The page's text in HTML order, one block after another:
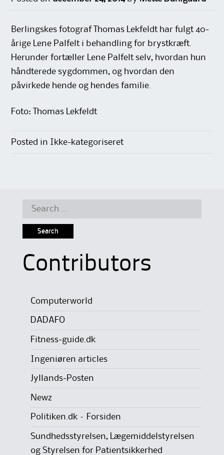
Berlingskes fotograf Thomas Lekfeldt har fulgt 40-
årige Lene Palfelt i behandling for brystkræft.
Herunder fortæller Lene Palfelt selv, hvordan hun
håndterede sygdommen, og hvordan den
påvirkede hende og hendes familie.
Foto: Thomas Lekfeldt
Posted in Ikke-kategoriseret
Search
Contributors
Computerworld
DADAFO
Fitness-guide.dk
Ingeniøren articles
Jyllands-Posten
Newz
Politiken.dk – Forsiden
Sundhedsstyrelsen, Lægemiddelstyrelsen
og Styrelsen for Patientsikkerhed